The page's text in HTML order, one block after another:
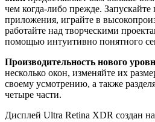
чем когда-либо прежде.
приложения, играйте в
работайте над творческими
помощью интуитивно понятного
Производительность нового
несколько окон, изменяйте их
своему усмотрению, а также
четыре части.
Дисплей Ultra Retina XDR создан